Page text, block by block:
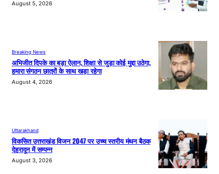
August 5, 2026
Breaking News
अभिजीत दिपके का बड़ा ऐलान, शिक्षा से जुड़ा कोई मुद्दा उठेगा,
हमारा संगठन छात्रों के साथ खड़ा रहेगा
August 4, 2026
Uttarakhand
विकसित उत्तराखंड विजन 2047 पर उच्च स्तरीय मंथन बैठक
देहरादून में सम्पन्न
August 3, 2026